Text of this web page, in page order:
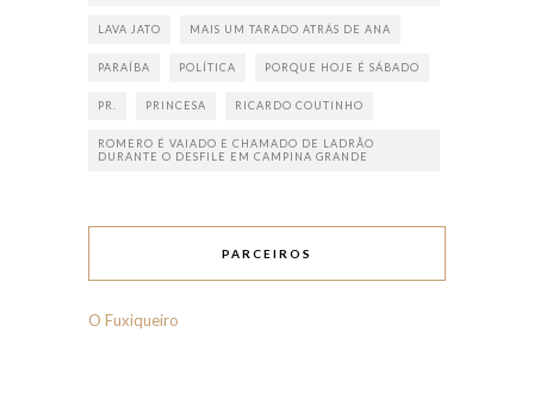
LAVA JATO MAIS UM TARADO ATRÁS DE ANA
PARAÍBA POLÍTICA PORQUE HOJE É SÁBADO
PR. PRINCESA RICARDO COUTINHO
ROMERO É VAIADO E CHAMADO DE LADRÃO
DURANTE O DESFILE EM CAMPINA GRANDE
PARCEIROS
O Fuxiqueiro